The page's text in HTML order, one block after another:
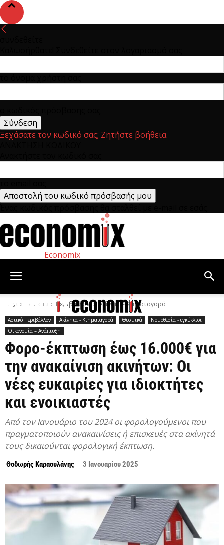
Ξεχάσατε τον κωδικό σας; Ζητήστε βοήθεια
Economix
Αρχική Αστικό Περιβάλλον Ακίνητα - Κτηματαγορά
Αστικό Περιβάλλον Ακίνητα - Κτηματαγορά Θεσμικά
Νομοθεσία - εγκύκλιοι
Οικονομία – Ανάπτυξη
Φορο-έκπτωση έως 16.000€ για
την ανακαίνιση ακινήτων: Οι
νέες ευκαιρίες για ιδιοκτήτες
και ενοικιαστές
Από τον Ιανουάριο του 2024 οι φορολογούμενοι που
πραγματοποιούν ανακαινίσεις ή επισκευές στα ακίνητά
τους δικαιούνται φορολογική έκπτωση.
Θοδωρής Καραουλάνης 3 Ιανουαρίου 2025